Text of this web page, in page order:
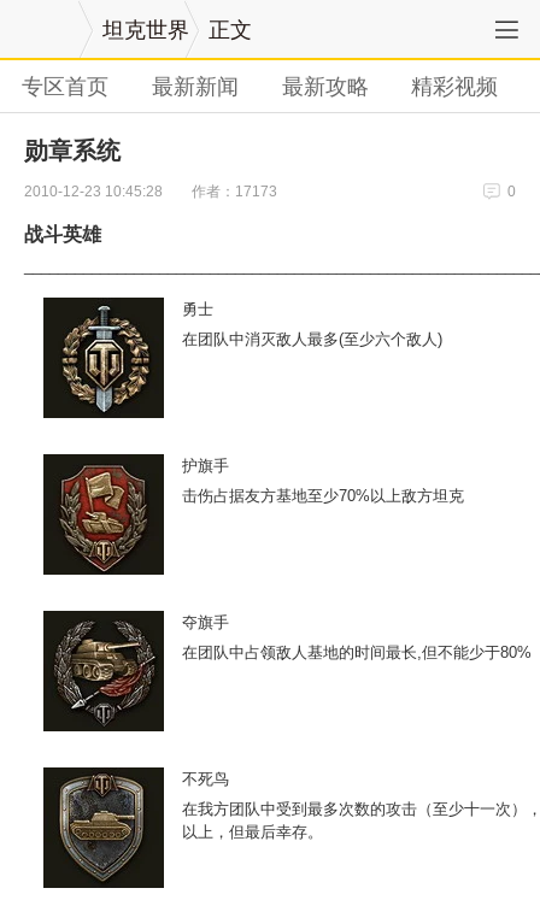
坦克世界 正文
专区首页 最新新闻 最新攻略 精彩视频
勋章系统
2010-12-23 10:45:28 作者：17173 0
战斗英雄
勇士
在团队中消灭敌人最多(至少六个敌人)
护旗手
击伤占据友方基地至少70%以上敌方坦克
夺旗手
在团队中占领敌人基地的时间最长,但不能少于80%
不死鸟
在我方团队中受到最多次数的攻击（至少十一次）
以上，但最后幸存。